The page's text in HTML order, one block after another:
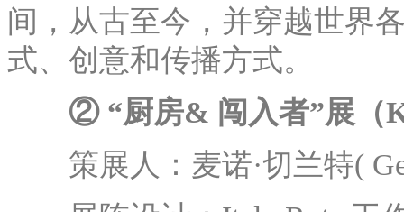
间，从古至今，并穿越世界
式、创意和传播方式。
② “厨房& 闯入者”展（
策展人：麦诺·切兰特(